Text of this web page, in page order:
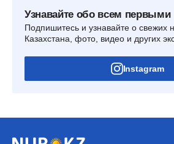
Узнавайте обо всем первыми
Подпишитесь и узнавайте о свежих
Казахстана, фото, видео и других
Instagram